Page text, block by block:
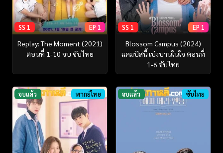
SS 1 EP 1
Replay: The Moment (2021)
ตอนที่ 1-10 จบ ซับไทย
SS 1 EP 1
Blossom Campus (2024)
แคมปัสนี้ เบ่งบานในใจ ตอนที่
1-6 ซับไทย
จบแล้ว พากย์ไทย จบแล้ว ซับไทย